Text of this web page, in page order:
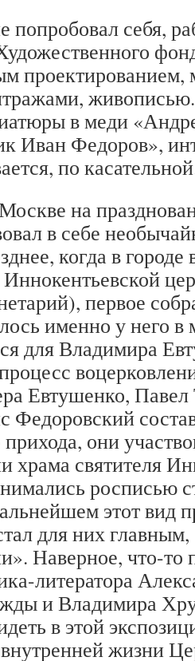
попробовал себя,
проектированием,
в меди
Иван Федоров»,
по
на
в себе
когда в городе
первое
именно у него в
для Владимира
Евтушенко,
Федоровский
они
храма святителя
росписью
этот вид
для них
Наверное, что-то
литератора
и Владимира
в этой
жизни